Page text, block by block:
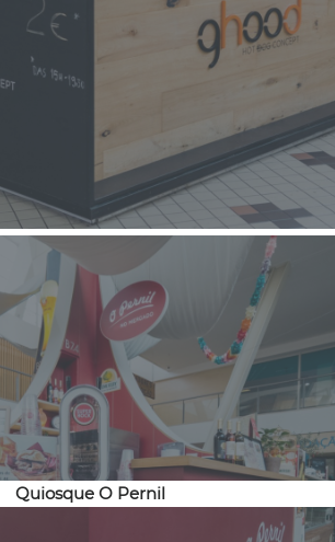
Quiosque O Pernil